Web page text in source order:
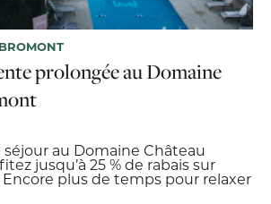
prolongée au Domaine
au Domaine Château
jusqu’à 25 % de rabais sur
plus de temps pour relaxer